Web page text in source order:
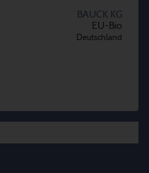
BAUCK KG
EU-Bio
Deutschland